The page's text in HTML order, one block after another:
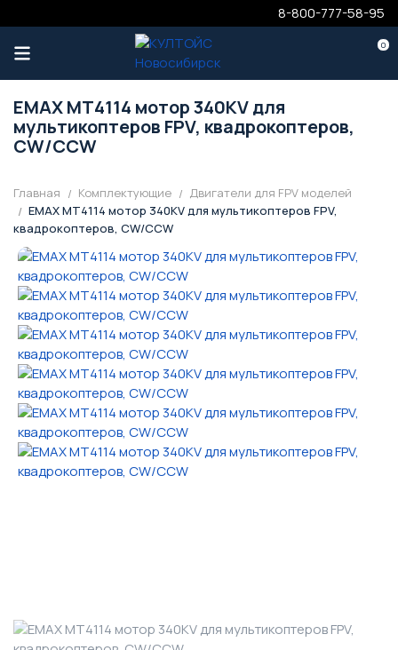
8-800-777-58-95
0
EMAX MT4114 мотор 340KV для
мультикоптеров FPV, квадрокоптеров,
CW/CCW
Главная Комплектующие
Двигатели для FPV моделей
EMAX MT4114 мотор 340KV для мультикоптеров FPV,
квадрокоптеров, CW/CCW